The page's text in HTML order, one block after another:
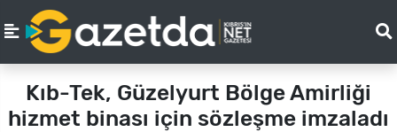
Kıb-Tek, Güzelyurt Bölge Amirliği
hizmet binası için sözleşme imzaladı